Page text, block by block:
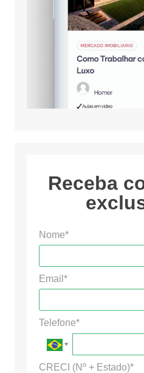
Receba
Nome*
Email*
Telefone*
CRECI (Nº + Estado)*